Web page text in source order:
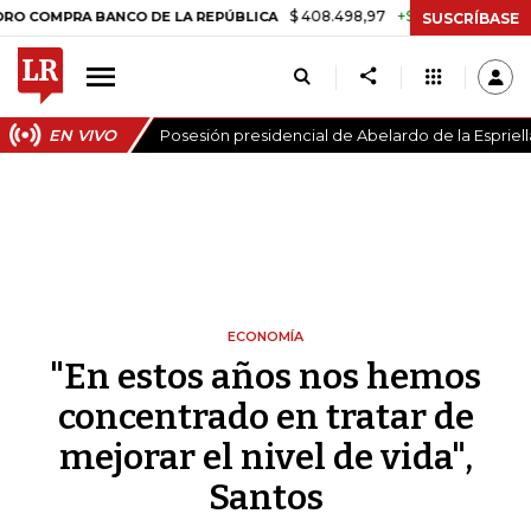
BANCO DE LA REPÚBLICA $ 408.498,97 +$ 8.753,81 +2,19%
SUSCRÍBASE
EN VIVO Posesión presidencial de Abelardo de la
ECONOMÍA
"En estos años nos hemos
concentrado en tratar de
mejorar el nivel de vida",
Santos